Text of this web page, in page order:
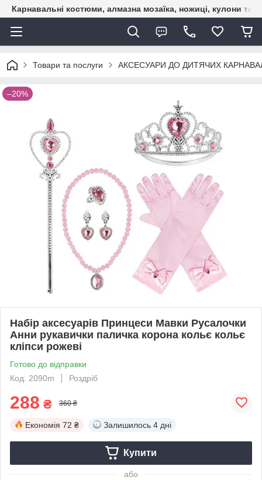
Карнавальні костюми, алмазна мозаїка, ножиці, кулони та
Товари та послуги АКСЕСУАРИ ДО ДИТЯЧИХ
–20%
Набір аксесуарів Принцеси Мавки Русалочки
Анни рукавички паличка корона кольє кольє
кліпси рожеві
Готово до відправки
Код: 2090m
Роздріб
288 ₴ 360 ₴
Економія 72 ₴ Залишилось 4 дні
Купити
або